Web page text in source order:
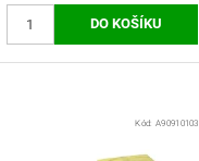
Kód: A90910103